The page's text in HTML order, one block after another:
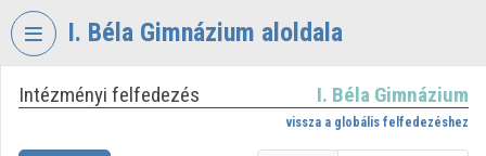
Fejléc kihagyása
I. Béla Gimnázium aloldala
VIDEOTORIUM
Intézményi felfedezés I. Béla Gimnázium
vissza a globális felfedezéshez